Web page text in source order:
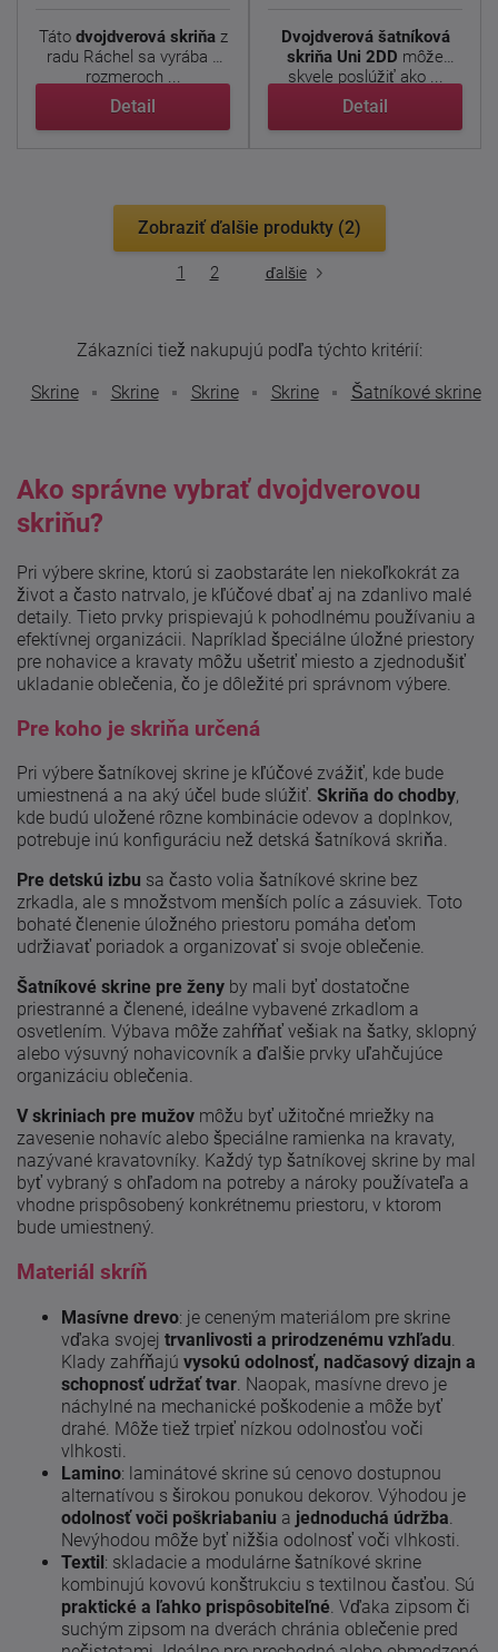
Táto dvojdverová skriňaz
radu Ráchel sa vyrába v
rozmeroch ...
Detail
Dvojdverová šatníková
skriňa Uni 2DD môže
skvele poslúžiť ako ...
Detail
Zobraziť ďalšie produkty (2)
2
1 ďalšie
Zákazníci tiež nakupujú podľa týchto kritérií:
Skrine
Skrine Skrine Skrine Šatníkové skrine
Ako správne vybrať dvojdverovou
skriňu?
Pri výbere skrine, ktorú si zaobstaráte len niekoľkokrát za
život a často natrvalo, je kľúčové dbať aj na zdanlivo malé
detaily. Tieto prvky prispievajú k pohodlnému používaniu a
efektívnej organizácii. Napríklad špeciálne úložné priestory
pre nohavice a kravaty môžu ušetriť miesto a zjednodušiť
ukladanie oblečenia, čo je dôležité pri správnom výbere.
Pre koho je skriňa určená
Pri výbere šatníkovej skrine je kľúčové zvážiť, kde bude
umiestnená a na aký účel bude slúžiť. Skriňa do chodby,
kde budú uložené rôzne kombinácie odevov a doplnkov,
potrebuje inú konfiguráciu než detská šatníková skriňa.
Pre detskú izbu sa často volia šatníkové skrine bez
zrkadla, ale s množstvom menších políc a zásuviek. Toto
bohaté členenie úložného priestoru pomáha deťom
udržiavať poriadok a organizovať si svoje oblečenie.
Šatníkové skrine pre ženy by mali byť dostatočne
priestranné a členené, ideálne vybavené zrkadlom a
osvetlením. Výbava môže zahŕňať vešiak na šatky, sklopný
alebo výsuvný nohavicovník a ďalšie prvky uľahčujúce
organizáciu oblečenia.
V skriniach pre mužov môžu byť užitočné mriežky na
zavesenie nohavíc alebo špeciálne ramienka na kravaty,
nazývané kravatovníky. Každý typ šatníkovej skrine by mal
byť vybraný s ohľadom na potreby a nároky používateľa a
vhodne prispôsobený konkrétnemu priestoru, v ktorom
bude umiestnený.
Materiál skríň
Masívne drevo: je ceneným materiálom pre skrine
vďaka svojej trvanlivosti a prirodzenému vzhľadu
Klady zahŕňajú vysokú odolnosť, nadčasový dizajn a
schopnosť udržať tvar . Naopak, masívne drevo je
náchylné na mechanické poškodenie a môže byť
drahé. Môže tiež trpieť nízkou odolnosťou voči
vlhkosti.
Lamino: laminátové skrine sú cenovo dostupnou
alternatívou s širokou ponukou dekorov. Výhodou je
odolnosť voči poškriabaniu a jednoduchá údržba
Nevýhodou môže byť nižšia odolnosť voči vlhkosti.
Textil: skladacie a modulárne šatníkové skrine
kombinujú kovovú konštrukciu s textilnou časťou. Sú
praktické a ľahko prispôsobiteľné . Vďaka zipsom či
suchým zipsom na dverách chránia oblečenie pred